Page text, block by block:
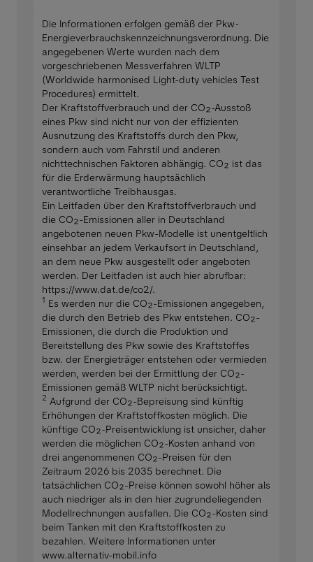
Die Informationen erfolgen gemäß der Pkw-
Energieverbrauchskennzeichnungsverordnung. Die
angegebenen Werte wurden nach dem
vorgeschriebenen Messverfahren WLTP
(Worldwide harmonised Light-duty vehicles Test
Procedures) ermittelt.
Der Kraftstoffverbrauch und der CO₂-Ausstoß
eines Pkw sind nicht nur von der effizienten
Ausnutzung des Kraftstoffs durch den Pkw,
sondern auch vom Fahrstil und anderen
nichttechnischen Faktoren abhängig. CO₂ ist das
für die Erderwärmung hauptsächlich
verantwortliche Treibhausgas.
Ein Leitfaden über den Kraftstoffverbrauch und
die CO₂-Emissionen aller in Deutschland
angebotenen neuen Pkw-Modelle ist unentgeltlich
einsehbar an jedem Verkaufsort in Deutschland,
an dem neue Pkw ausgestellt oder angeboten
werden. Der Leitfaden ist auch hier abrufbar:
https://www.dat.de/co2/.
1 Es werden nur die CO₂-Emissionen angegeben,
die durch den Betrieb des Pkw entstehen. CO₂-
Emissionen, die durch die Produktion und
Bereitstellung des Pkw sowie des Kraftstoffes
bzw. der Energieträger entstehen oder vermieden
werden, werden bei der Ermittlung der CO₂-
Emissionen gemäß WLTP nicht berücksichtigt.
2 Aufgrund der CO₂-Bepreisung sind künftig
Erhöhungen der Kraftstoffkosten möglich. Die
künftige CO₂-Preisentwicklung ist unsicher, daher
werden die möglichen CO₂-Kosten anhand von
drei angenommenen CO₂-Preisen für den
Zeitraum 2026 bis 2035 berechnet. Die
tatsächlichen CO₂-Preise können sowohl höher als
auch niedriger als in den hier zugrundeliegenden
Modellrechnungen ausfallen. Die CO₂-Kosten sind
beim Tanken mit den Kraftstoffkosten zu
bezahlen. Weitere Informationen unter
www.alternativ-mobil.info